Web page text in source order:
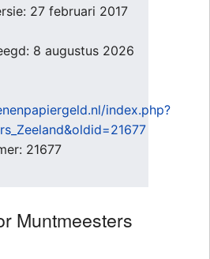
27 februari 2017
8 augustus 2026
index.php?
21677
Muntmeesters